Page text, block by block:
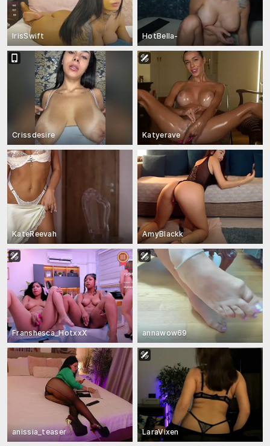
IrisSwift HotBella-
Crissdesire Katyerave
KateReevah AmyBlackk
Franshesca_HotxxX annawow69
anissia_teaser LaraVixen